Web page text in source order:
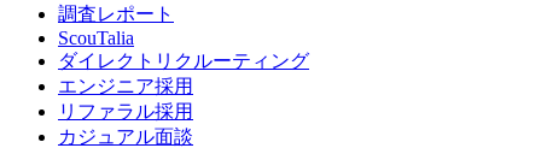
調査レポート
ScouTalia
ダイレクトリクルーティング
エンジニア採用
リファラル採用
カジュアル面談